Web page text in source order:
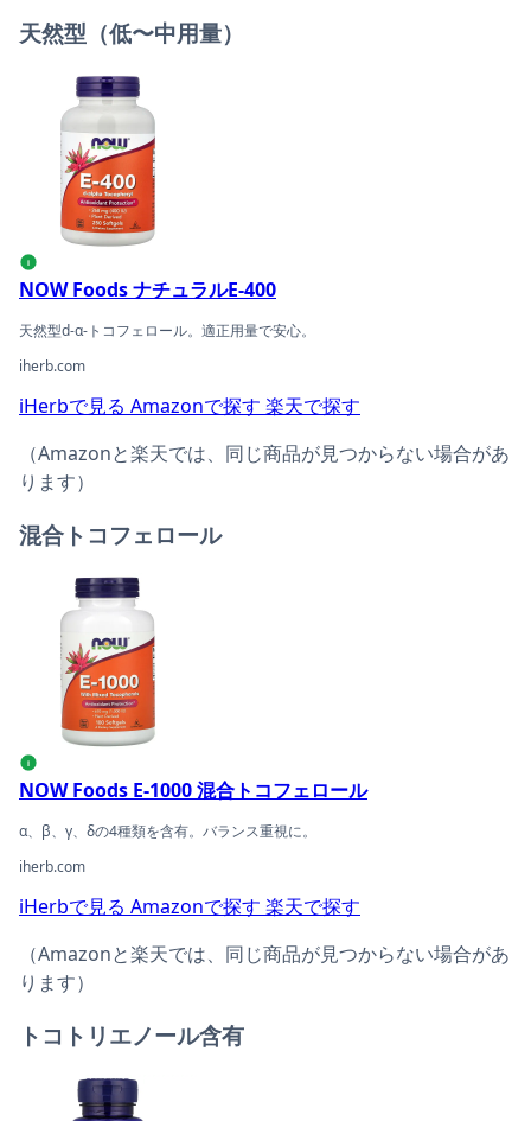
天然型（低〜中用量）
NOW Foods ナチュラルE-400の商品ページへ
i
NOW Foods ナチュラルE-400
天然型d-α-トコフェロール。適正用量で安心。
iherb.com
iHerbで見る Amazonで探す 楽天で探す
（Amazonと楽天では、同じ商品が見つからない場合があ
ります）
混合トコフェロール
NOW Foods E-1000 混合トコフェロールの商品ページへ
i
NOW Foods E-1000 混合トコフェロール
α、β、γ、δの4種類を含有。バランス重視に。
iherb.com
iHerbで見る Amazonで探す 楽天で探す
（Amazonと楽天では、同じ商品が見つからない場合があ
ります）
トコトリエノール含有
Life Extension スーパービタミンEの商品ページへ